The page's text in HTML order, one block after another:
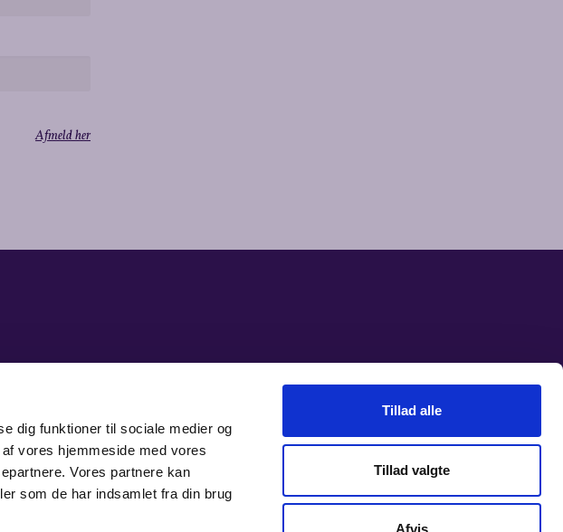
dig funktioner til sociale medier og
vores hjemmeside med vores
Vores partnere kan
som de har indsamlet fra din brug
Tillad alle
Tillad valgte
Afvis
Afmeld her